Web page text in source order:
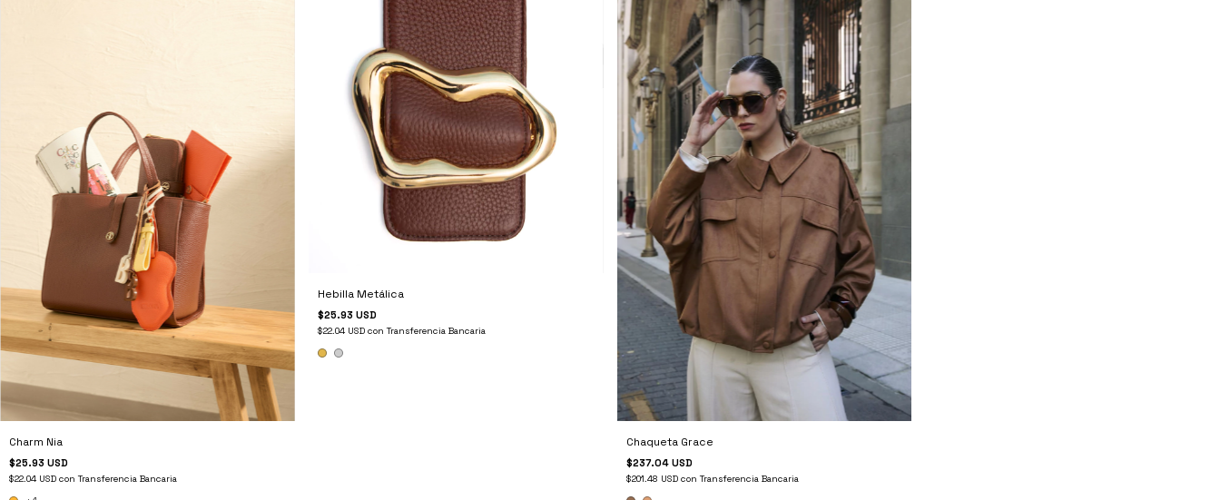
Charm Nia
$25.93 USD
$22.04 USD con Transferencia Bancaria
Hebilla Metálica
$25.93 USD
$22.04 USD con Transferencia Bancaria
Chaqueta Grace
$237.04 USD
$201.48 USD con Transferencia Bancaria